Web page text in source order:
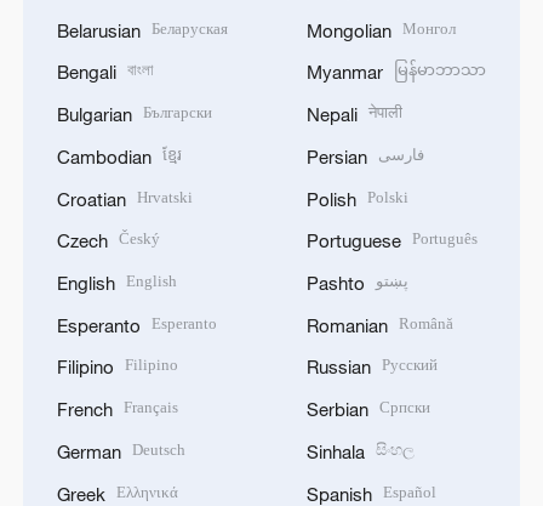
Belarusian Беларуская
Bengali বাংলা
Bulgarian Български
Cambodian ខ្មែរ
Croatian Hrvatski
Czech Český
English English
Esperanto Esperanto
Filipino Filipino
French Français
German Deutsch
Greek Ελληνικά
Mongolian Монгол
Myanmar မြန်မာဘာသာ
Nepali नेपाली
Persian فارسی
Polish Polski
Portuguese Português
Pashto پښتو
Romanian Română
Russian Русский
Serbian Српски
Sinhala සිංහල
Spanish Español